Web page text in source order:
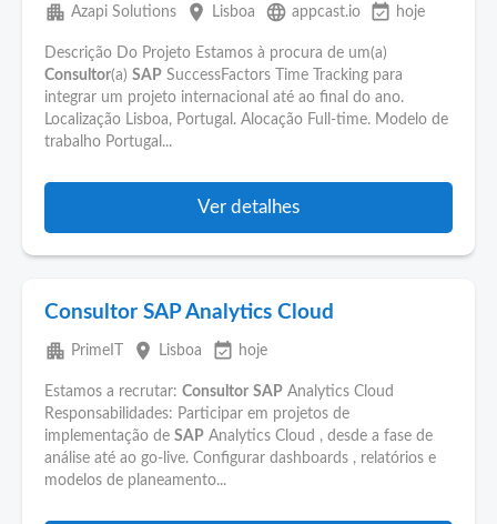
apartment Azapi Solutions place Lisboa language appcast.io event_available hoje
Descrição Do Projeto Estamos à procura de um(a)
Consultor(a) SAP SuccessFactors Time Tracking para
integrar um projeto internacional até ao final do ano.
Localização Lisboa, Portugal. Alocação Full-time. Modelo de
trabalho Portugal...
Ver detalhes
Consultor SAP Analytics Cloud
apartment PrimeIT place Lisboa event_available hoje
Estamos a recrutar: Consultor SAP Analytics Cloud
Responsabilidades: Participar em projetos de
implementação de SAP Analytics Cloud , desde a fase de
análise até ao go-live. Configurar dashboards , relatórios e
modelos de planeamento...